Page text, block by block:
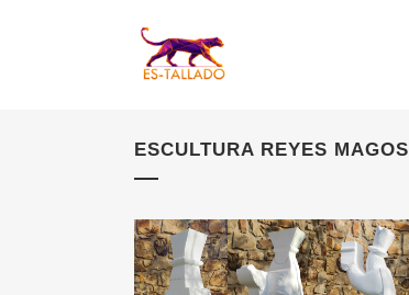
ESCULTURA REYES MAGOS